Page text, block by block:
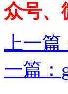
众号、
上一篇
一篇：